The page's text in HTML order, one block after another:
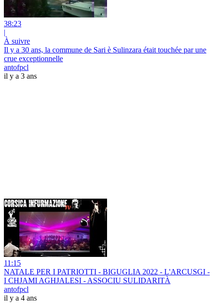
38:23
|
À suivre
Il y a 30 ans, la commune de Sari è Sulinzara était touchée par une
crue exceptionnelle
antofpcl
il y a 3 ans
11:15
NATALE PER I PATRIOTTI - BIGUGLIA 2022 - L'ARCUSGI -
I CHJAMI AGHJALESI - ASSOCIU SULIDARITÀ
antofpcl
il y a 4 ans